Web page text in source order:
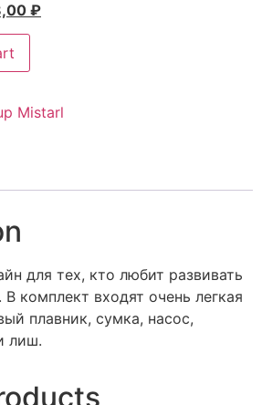
₽
Mistarl
для тех, кто любит развивать
комплект входят очень легкая
плавник, сумка, насос,
лиш.